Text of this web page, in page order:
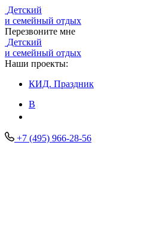
Детский
и семейный отдых
Перезвоните мне
Детский
и семейный отдых
Наши проекты:
КИД. Праздник
В
+7 (495) 966-28-56